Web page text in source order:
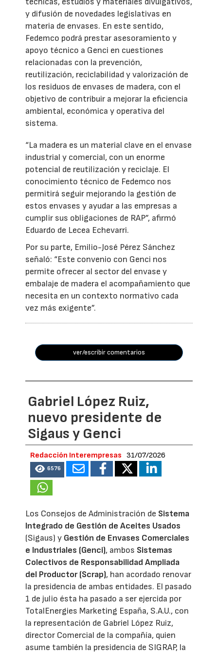
y difusión de novedades legislativas en
materia de envases. En este sentido,
Fedemco podrá prestar asesoramiento y
apoyo técnico a Genci en cuestiones
relacionadas con la prevención,
reutilización, reciclabilidad y valorización de
los residuos de envases de madera, con el
objetivo de contribuir a mejorar la eficiencia
ambiental, económica y operativa del
sistema.
“La madera es un material clave en el envase
industrial y comercial, con un enorme
potencial de reutilización y reciclaje. El
conocimiento técnico de Fedemco nos
permitirá seguir mejorando la gestión de
estos envases y ayudar a las empresas a
cumplir sus obligaciones de RAP”, afirmó
Eduardo de Lecea Echevarri.
Por su parte, Emilio-José Pérez Sánchez
señaló: “Este convenio con Genci nos
permite ofrecer al sector del envase y
embalaje de madera el acompañamiento que
necesita en un contexto normativo cada
vez más exigente”.
ver/escribir comentarios
Gabriel López Ruiz,
nuevo presidente de
Sigaus y Genci
Redacción Interempresas 31/07/2026
6576
Los Consejos de Administración de Sistema
Integrado de Gestión de Aceites Usados
(Sigaus) y Gestión de Envases Comerciales
e Industriales (Genci), ambos Sistemas
Colectivos de Responsabilidad Ampliada
del Productor (Scrap), han acordado renovar
la presidencia de ambas entidades. El pasado
1 de julio ésta ha pasado a ser ejercida por
TotalEnergies Marketing España, S.A.U., con
la representación de Gabriel López Ruiz,
director Comercial de la compañía, quien
asume también la presidencia de SIGRAP, la